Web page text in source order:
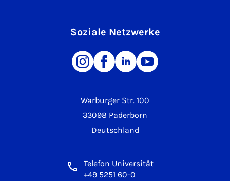
Warburger Str. 100
33098 Paderborn
Deutschland
Telefon Universität
+49 5251 60-0
Soziale Netzwerke